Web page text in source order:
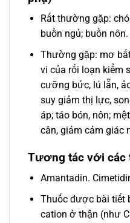
Rất thường gặp:
buồn ngủ; buồn nôn.
Thường gặp: mơ
vi của rối loạn kiểm
cưỡng bức, lú lẫn,
suy giảm thị lực,
áp; táo bón, nôn;
cân, giảm cảm giác
Tương tác với các
Amantadin.
Thuốc được bài tiết
cation ở thận (như